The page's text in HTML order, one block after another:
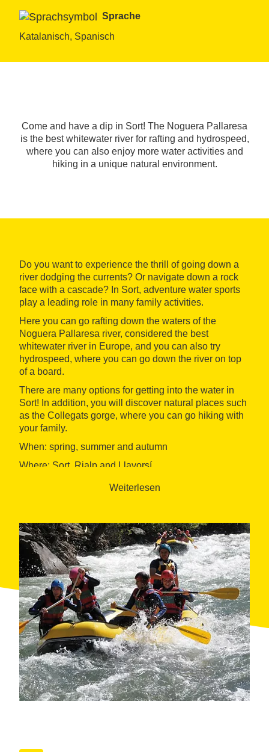
Sprache
Katalanisch, Spanisch
Come and have a dip in Sort! The Noguera Pallaresa
is the best whitewater river for rafting and hydrospeed,
where you can also enjoy more water activities and
hiking in a unique natural environment.
Do you want to experience the thrill of going down a
river dodging the currents? Or navigate down a rock
face with a cascade? In Sort, adventure water sports
play a leading role in many family activities.
Here you can go rafting down the waters of the
Noguera Pallaresa river, considered the best
whitewater river in Europe, and you can also try
hydrospeed, where you can go down the river on top
of a board.
There are many options for getting into the water in
Sort! In addition, you will discover natural places such
as the Collegats gorge, where you can go hiking with
your family.
When: spring, summer and autumn
Where: Sort, Rialp and Llavorsí
Organised by: Sort Tourism and Pallars Sobirà
Weiterlesen